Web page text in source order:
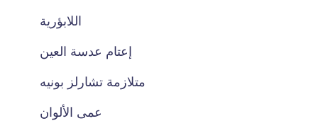
اللابؤرية
إعتام عدسة العين
متلازمة تشارلز بونيه
عمى الألوان